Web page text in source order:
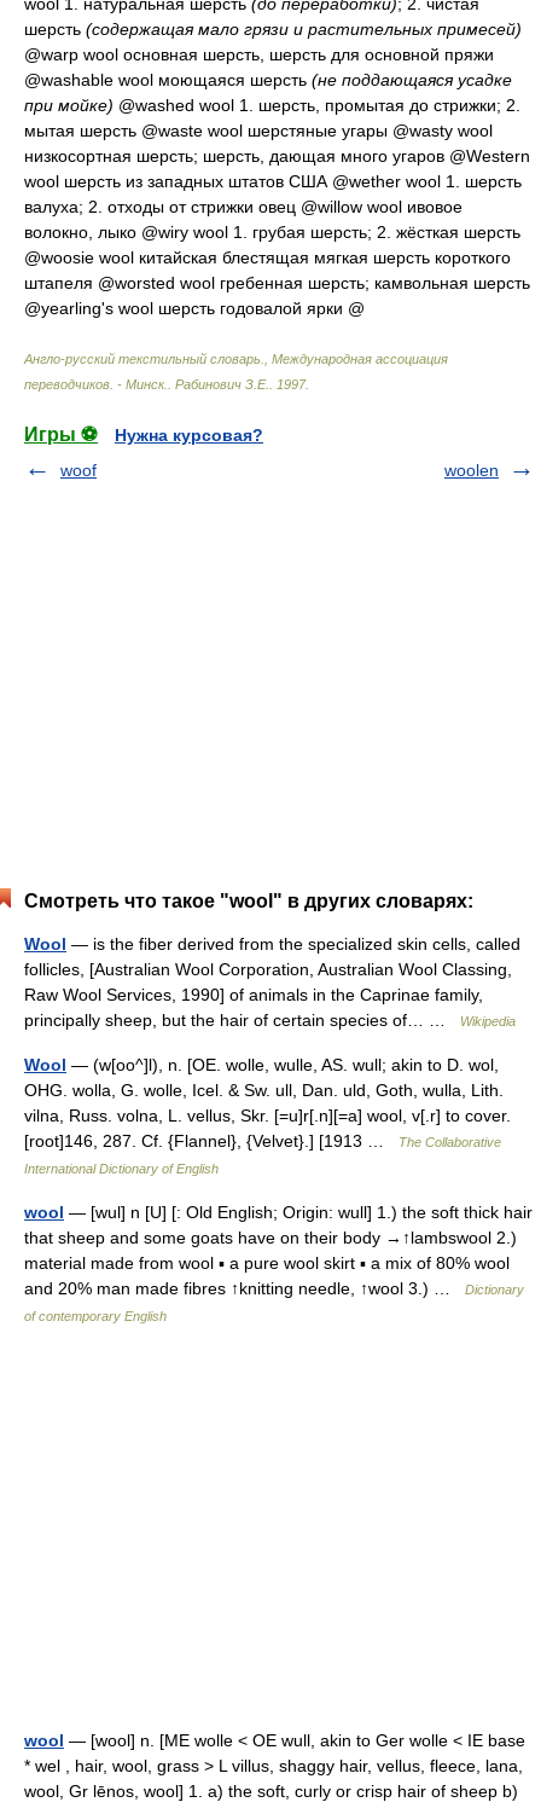
шерсть (содержащая мало грязи и растительных примесей)
@warp wool основная шерсть, шерсть для основной пряжи
@washable wool моющаяся шерсть (не поддающаяся усадке
при мойке) @washed wool 1. шерсть, промытая до стрижки; 2.
мытая шерсть @waste wool шерстяные угары @wasty wool
низкосортная шерсть; шерсть, дающая много угаров @Western
wool шерсть из западных штатов США @wether wool 1. шерсть
валуха; 2. отходы от стрижки овец @willow wool ивовое
волокно, лыко @wiry wool 1. грубая шерсть; 2. жёсткая шерсть
@woosie wool китайская блестящая мягкая шерсть короткого
штапеля @worsted wool гребенная шерсть; камвольная шерсть
@yearling's wool шерсть годовалой ярки @
Англо-русский текстильный словарь., Международная ассоциация
переводчиков. - Минск.
Рабинович З.Е. 1997.
Игры ⚽
Нужна курсовая?
woof
woolen
Смотреть что такое "wool" в других словарях:
Wool — is the fiber derived from the specialized skin cells, called
follicles, [Australian Wool Corporation, Australian Wool Classing,
Raw Wool Services, 1990] of animals in the Caprinae family,
principally sheep, but the hair of certain species of… …
Wikipedia
Wool — (w[oo^]l), n. [OE. wolle, wulle, AS. wull; akin to D. wol,
OHG. wolla, G. wolle, Icel. & Sw. ull, Dan. uld, Goth, wulla, Lith.
vilna, Russ. volna, L. vellus, Skr. [=u]r[.n][=a] wool, v[.r] to cover.
[root]146, 287. Cf. {Flannel}, {Velvet}.] [1913 …
The Collaborative
International Dictionary of English
wool — [wul] n [U] [: Old English; Origin: wull] 1.) the soft thick hair
that sheep and some goats have on their body →↑lambswool 2.)
material made from wool ▪ a pure wool skirt ▪ a mix of 80% wool
and 20% man made fibres ↑knitting needle, ↑wool 3.) …
Dictionary
of contemporary English
wool — [wool] n. [ME wolle < OE wull, akin to Ger wolle < IE base
* wel , hair, wool, grass > L villus, shaggy hair, vellus, fleece, lana,
wool, Gr lēnos, wool] 1. a) the soft, curly or crisp hair of sheep b)